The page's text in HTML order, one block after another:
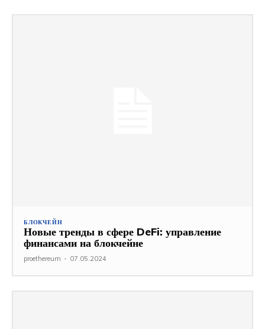
БЛОКЧЕЙН
Новые тренды в сфере DeFi: управление
финансами на блокчейне
proethereum - 07.05.2024